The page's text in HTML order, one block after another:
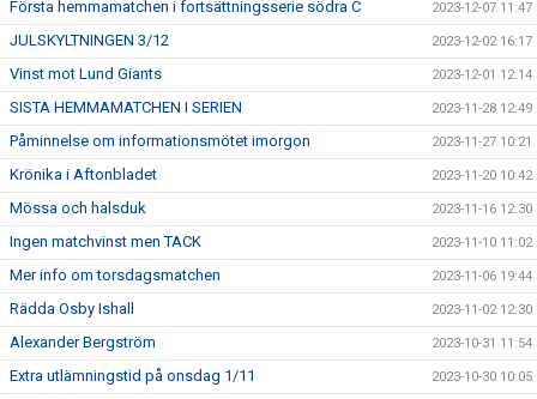
Första hemmamatchen i fortsättningsserie södra C 2023-12-07 11:47
JULSKYLTNINGEN 3/12 2023-12-02 16:17
Vinst mot Lund Giants 2023-12-01 12:14
SISTA HEMMAMATCHEN I SERIEN 2023-11-28 12:49
Påminnelse om informationsmötet imorgon 2023-11-27 10:21
Krönika i Aftonbladet 2023-11-20 10:42
Mössa och halsduk 2023-11-16 12:30
Ingen matchvinst men TACK 2023-11-10 11:02
Mer info om torsdagsmatchen 2023-11-06 19:44
Rädda Osby Ishall 2023-11-02 12:30
Alexander Bergström 2023-10-31 11:54
Extra utlämningstid på onsdag 1/11 2023-10-30 10:05